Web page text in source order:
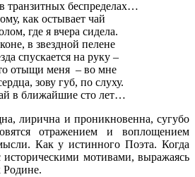
транзитных беспределах…
как остывает чай
где я вчера сидела.
в звездной пелене
спускается на руку –
отыщи меня – во мне
зову губ, по слуху.
в ближайшие сто лет…
лирична и проникновенна, сугубо
отражением и воплощением
Как у истинного Поэта. Когда
историческими мотивами, выражаясь